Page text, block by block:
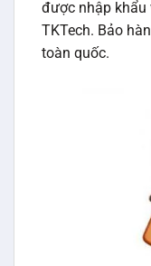
được nhập khẩu
TKTech. Bảo
toàn quốc.